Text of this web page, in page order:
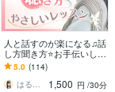
人と話すのが楽になる♫話
し方聞き方⭐お手伝いしま
す デート前の会話練習♥️
傾聴・相談の聴き方☘️日
本語の練習も◎
5.0 (114)
はるな＊お豆腐メンタルさんの味方
1,500 円 /30分